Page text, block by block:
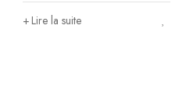
Lire la suite